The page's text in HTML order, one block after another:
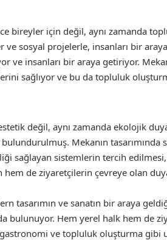
bireyler için değil, aynı zamanda
ve sosyal projelerle, insanları bir
ve insanları bir araya getiriyor.
sağlıyor ve bu da topluluk
değil, aynı zamanda ekolojik
bulundurulmuş. Mekanın
sağlayan sistemlerin tercih
de ziyaretçilerin çevreye olan
tasarımın ve sanatın bir araya
bulunuyor. Hem yerel halk hem de
ve topluluk oluşturma gibi